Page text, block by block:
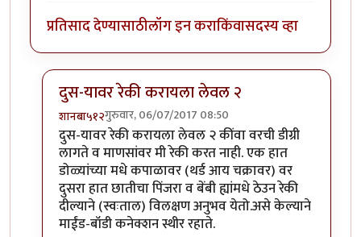
प्रतिसाद देण्यासाठीलॉग इन कराकिंवासदस्य व्हा
दुस-यावर रेकी करायला लेवल २
शानबा५१२गुरुवार, 06/07/2017 08:50
In reply toतुम्ही कट्याला या आणि हेbyप्रमोद देर्देकर
दुस-यावर रेकी करायला लेवल २ कींवा वरची डीग्री
लागते व माणसांवर मी रेकी करत नाही. एक हात
डोळ्यांच्या मधे कपाळावर (थर्ड आय चक्रावर) वर
दुसरा हात छातीचा पिंजरा व बेंबी ह्यांमधे ठेउन रेकी
दील्याने (स्वःताल) विलक्षण अनुभव येतो.असे केल्याने
माईंड-बॉडी कनेक्शन स्थीर रहाते.